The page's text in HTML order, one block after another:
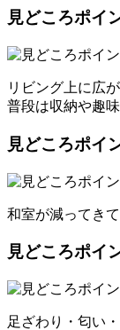
見どころポイ
リビング上に広
普段は収納や趣
見どころポイ
和室が減ってき
見どころポイ
足ざわり・匂い